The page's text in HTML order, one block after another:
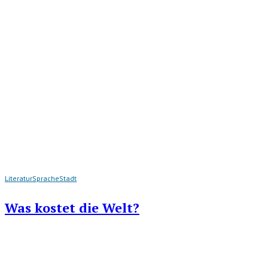
LiteraturSpracheStadt
Was kostet die Welt?